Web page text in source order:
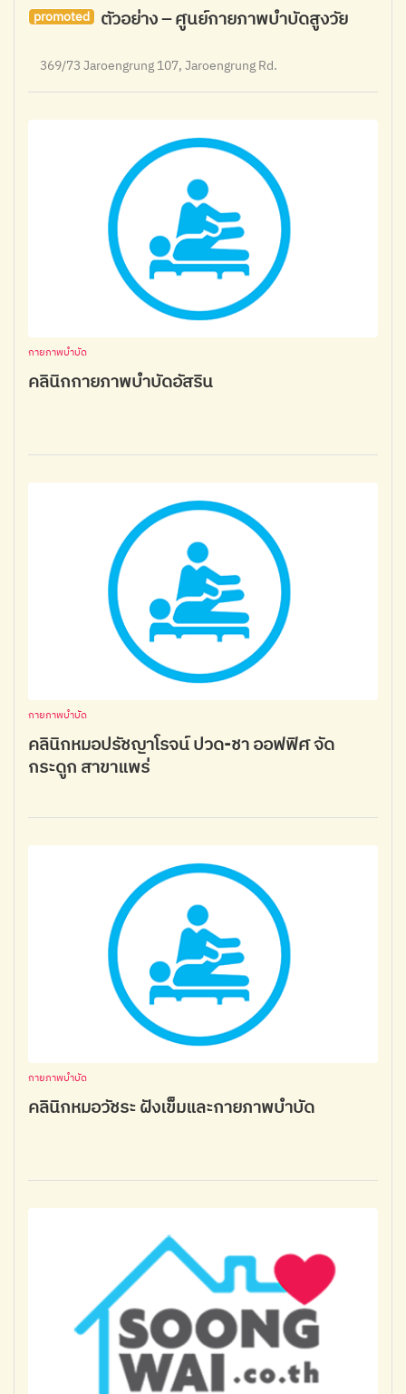
promoted ตัวอย่าง – ศูนย์กายภาพบำบัดสูงวัย
369/73 Jaroengrung 107, Jaroengrung Rd.
กายภาพบำบัด
คลินิกกายภาพบำบัดอัสริน
กายภาพบำบัด
คลินิกหมอปรัชญาโรจน์ ปวด-ชา ออฟฟิศ จัด
กระดูก สาขาแพร่
กายภาพบำบัด
คลินิกหมอวัชระ ฝังเข็มและกายภาพบำบัด